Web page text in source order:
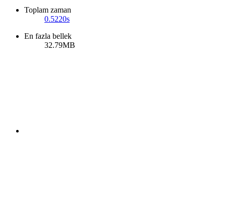
Toplam zaman
0.5220s
En fazla bellek
32.79MB